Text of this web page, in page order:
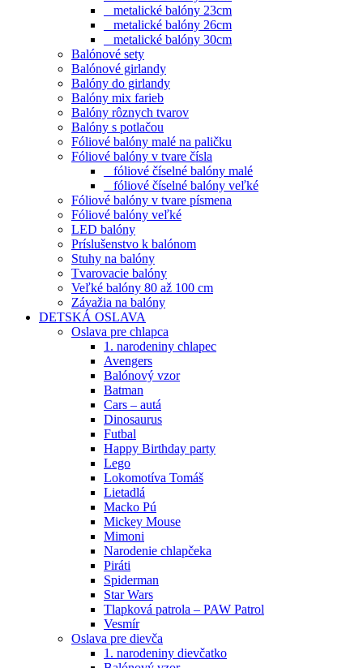
metalické balóny 23cm
metalické balóny 26cm
metalické balóny 30cm
Balónové sety
Balónové girlandy
Balóny do girlandy
Balóny mix farieb
Balóny rôznych tvarov
Balóny s potlačou
Fóliové balóny malé na paličku
Fóliové balóny v tvare čísla
fóliové číselné balóny malé
fóliové číselné balóny veľké
Fóliové balóny v tvare písmena
Fóliové balóny veľké
LED balóny
Príslušenstvo k balónom
Stuhy na balóny
Tvarovacie balóny
Veľké balóny 80 až 100 cm
Závažia na balóny
DETSKÁ OSLAVA
Oslava pre chlapca
1. narodeniny chlapec
Avengers
Balónový vzor
Batman
Cars – autá
Dinosaurus
Futbal
Happy Birthday party
Lego
Lokomotíva Tomáš
Lietadlá
Macko Pú
Mickey Mouse
Mimoni
Narodenie chlapčeka
Piráti
Spiderman
Star Wars
Tlapková patrola – PAW Patrol
Vesmír
Oslava pre dievča
1. narodeniny dievčatko